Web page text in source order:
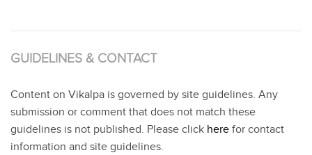
GUIDELINES & CONTACT
Content on Vikalpa is governed by site guidelines. Any
submission or comment that does not match these
guidelines is not published. Please click here for contact
information and site guidelines.